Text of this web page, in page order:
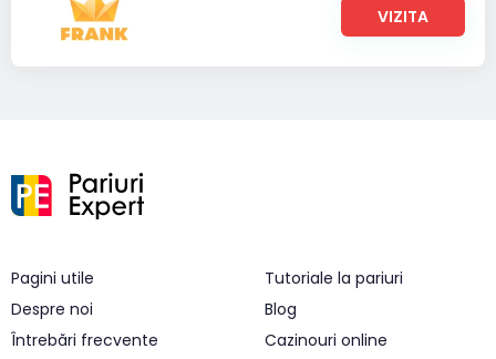
VIZITA
Pagini utile
Despre noi
Întrebări frecvente
Tutoriale la pariuri
Blog
Cazinouri online